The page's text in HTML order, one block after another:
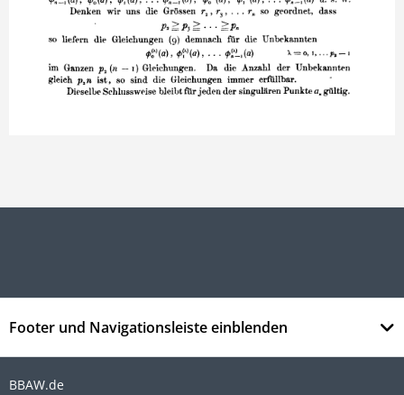
Footer und Navigationsleiste einblenden
BBAW.de